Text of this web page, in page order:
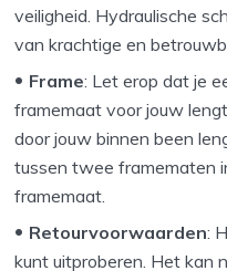
veiligheid. Hydraulische
van krachtige en
Frame: Let erop dat je
framemaat voor jouw
door jouw binnen been
tussen twee framematen
framemaat.
Retourvoorwaarden:
kunt uitproberen. Het kan